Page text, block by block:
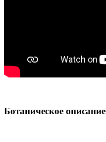
Ботаническое описание